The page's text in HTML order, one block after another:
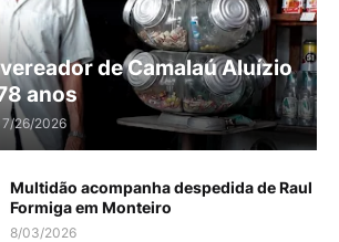
de Camalaú Aluízio
anos
7/26/2026
Multidão acompanha despedida de Raul
Formiga em Monteiro
8/03/2026